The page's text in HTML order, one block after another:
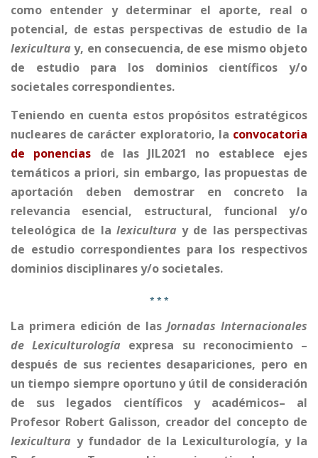
como entender y determinar el aporte, real o
potencial, de estas perspectivas de estudio de la
lexicultura y, en consecuencia, de ese mismo objeto
de estudio para los dominios científicos y/o
societales correspondientes.
Teniendo en cuenta estos propósitos estratégicos
nucleares de carácter exploratorio, la convocatoria
de ponencias
de las JIL2021 no establece ejes
temáticos a priori, sin embargo, las propuestas de
aportación deben demostrar en concreto la
relevancia esencial, estructural, funcional y/o
teleológica de la lexicultura y de las perspectivas
de estudio correspondientes para los respectivos
dominios disciplinares y/o societales.
* * *
La primera edición de las Jornadas Internacionales
de Lexiculturología expresa su reconocimiento –
después de sus recientes desapariciones, pero en
un tiempo siempre oportuno y útil de consideración
de sus legados científicos y académicos– al
Profesor Robert Galisson, creador del concepto de
lexicultura y fundador de la Lexiculturología, y la